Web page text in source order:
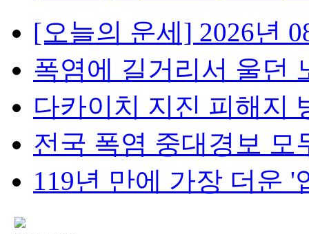
[오늘의 운세] 2026년
폭염에 길거리서 울던
다카이치 지진 피해지
전국 폭염 중대경보 모
119년 만에 가장 더운 '